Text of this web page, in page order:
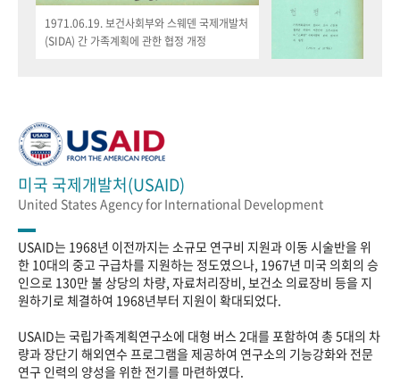
1971.06.19. 보건사회부와 스웨덴 국제개발처
(SIDA) 간 가족계획에 관한 협정 개정
미국 국제개발처(USAID)
United States Agency for International Development
USAID는 1968년 이전까지는 소규모 연구비 지원과 이동 시술반을 위
한 10대의 중고 구급차를 지원하는 정도였으나, 1967년 미국 의회의 승
인으로 130만 불 상당의 차량, 자료처리장비, 보건소 의료장비 등을 지
원하기로 체결하여 1968년부터 지원이 확대되었다.
USAID는 국립가족계획연구소에 대형 버스 2대를 포함하여 총 5대의 차
량과 장단기 해외연수 프로그램을 제공하여 연구소의 기능강화와 전문
연구 인력의 양성을 위한 전기를 마련하였다.